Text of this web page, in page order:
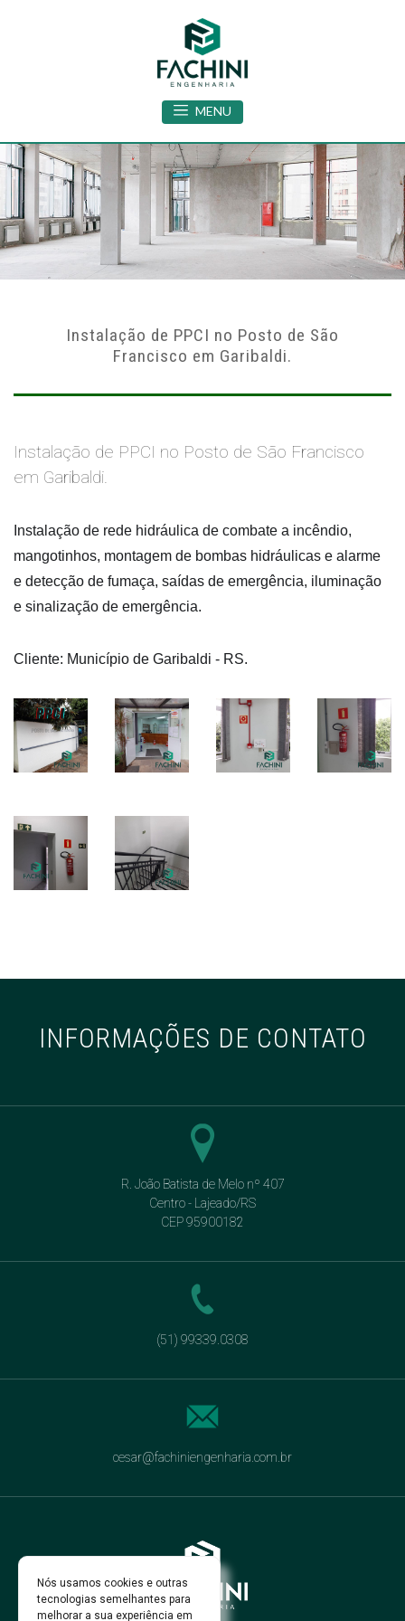
MENU
Nós usamos cookies e outras
tecnologias semelhantes para
melhorar a sua experiência em
Instalação de PPCI no Posto de São
Francisco em Garibaldi.
Instalação de PPCI no Posto de São Francisco
em Garibaldi.
Instalação de rede hidráulica de combate a incêndio,
mangotinhos, montagem de bombas hidráulicas e alarme
e detecção de fumaça, saídas de emergência, iluminação
e sinalização de emergência.
Cliente: Município de Garibaldi - RS.
INFORMAÇÕES DE CONTATO
R. João Batista de Melo nº 407
Centro - Lajeado/RS
CEP 95900182
(51) 99339.0308
cesar@fachiniengenharia.com.br